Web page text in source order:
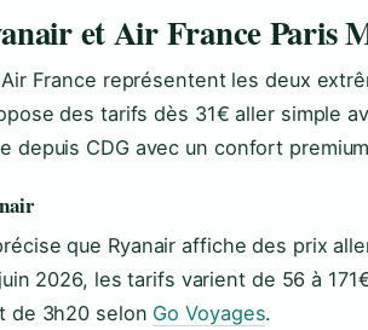
et Air France Paris
Air France représentent les deux
des tarifs dès 31€ aller simple
depuis CDG avec un confort
que Ryanair affiche des prix
2026, les tarifs varient de 56 à
de 3h20 selon Go Voyages.